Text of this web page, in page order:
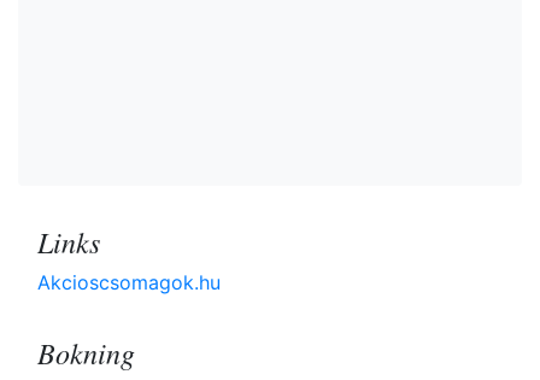
Links
Akcioscsomagok.hu
Bokning